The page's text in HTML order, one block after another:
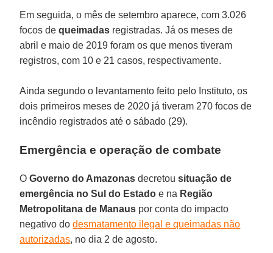
Em seguida, o mês de setembro aparece, com 3.026
focos dequeimadas registradas. Já os meses de
abril e maio de 2019 foram os que menos tiveram
registros, com 10 e 21 casos, respectivamente.
Ainda segundo o levantamento feito pelo Instituto, os
dois primeiros meses de 2020 já tiveram 270 focos de
incêndio registrados até o sábado (29).
Emergência e operação de combate
OGoverno do Amazonas decretousituação de
emergência no Sul do Estado e na Região
Metropolitana de Manaus por conta do impacto
negativo dodesmatamento ilegal e queimadas não
autorizadas, no dia 2 de agosto.